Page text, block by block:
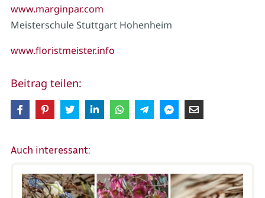
www.marginpar.com
Meisterschule Stuttgart Hohenheim
www.floristmeister.info
Beitrag teilen:
Auch interessant: